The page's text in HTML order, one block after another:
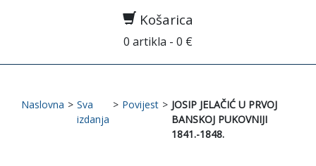
Košarica
0 artikla - 0 €
Naslovna > Sva
izdanja
> Povijest > JOSIP JELAČIĆ U PRVOJ
BANSKOJ PUKOVNIJI
1841.-1848.